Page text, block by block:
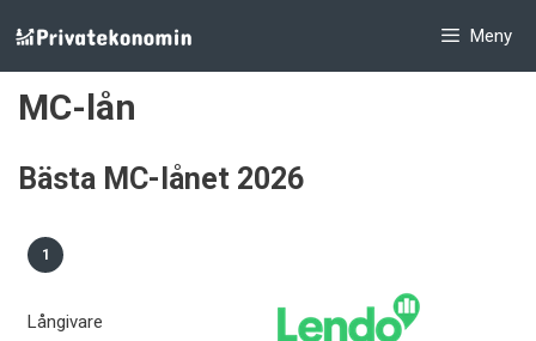
till
innehåll
Meny
MC-lån
Bästa MC-lånet 2026
1
Långivare